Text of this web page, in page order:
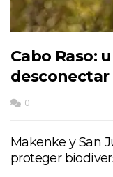
Cabo Raso:
0
Makenke y San
proteger